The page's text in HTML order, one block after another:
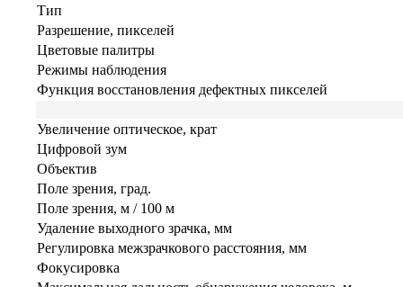
Тип
Разрешение, пикселей
Цветовые палитры
Режимы наблюдения
Функция восстановления дефектных пикселей
Увеличение оптическое, крат
Цифровой зум
Объектив
Поле зрения, град.
Поле зрения, м / 100 м
Удаление выходного зрачка, мм
Регулировка межзрачкового расстояния, мм
Фокусировка